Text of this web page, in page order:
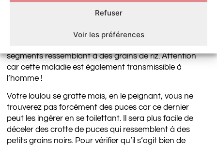
Refuser
Voir les préférences
collerette gonflable (pour chatoupour chien), afin
d’empêcher votre petit compagnon de se gratter et
segments ressemblant à des grains de riz. Attention
car cette maladie est également transmissible à
l’homme !
Votre loulou se gratte mais, en le peignant, vous ne
trouverez pas forcément des puces car ce dernier
peut les ingérer en se toilettant. Il sera plus facile de
déceler des crotte de puces qui ressemblent à des
petits grains noirs. Pour vérifier qu’il s’agit bien de